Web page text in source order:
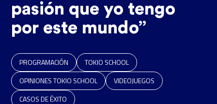
pasión que yo tengo
por este mundo”
PROGRAMACIÓN
TOKIO SCHOOL
OPINIONES TOKIO SCHOOL
VIDEOJUEGOS
CASOS DE ÉXITO